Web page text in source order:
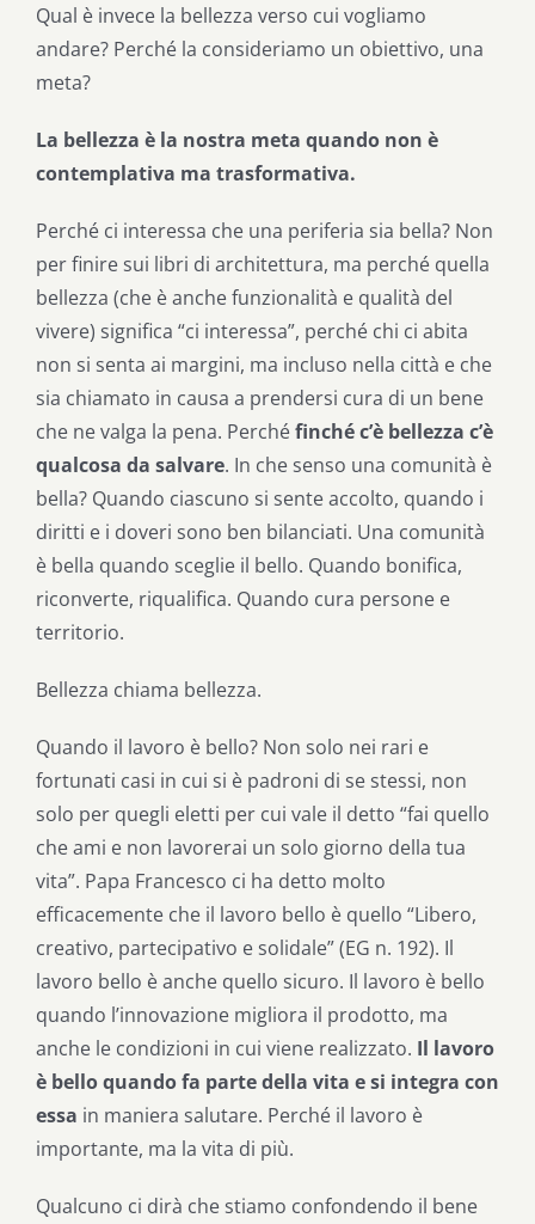
Qual è invece la bellezza verso cui vogliamo
andare? Perché la consideriamo un obiettivo, una
meta?
La bellezza è la nostra meta quando non è
contemplativa ma trasformativa.
Perché ci interessa che una periferia sia bella? Non
per finire sui libri di architettura, ma perché quella
bellezza (che è anche funzionalità e qualità del
vivere) significa “ci interessa”, perché chi ci abita
non si senta ai margini, ma incluso nella città e che
sia chiamato in causa a prendersi cura di un bene
che ne valga la pena. Perchéfinché c’è bellezza c’è
qualcosa da salvare. In che senso una comunità è
bella? Quando ciascuno si sente accolto, quando i
diritti e i doveri sono ben bilanciati. Una comunità
è bella quando sceglie il bello. Quando bonifica,
riconverte, riqualifica. Quando cura persone e
territorio.
Bellezza chiama bellezza.
Quando il lavoro è bello? Non solo nei rari e
fortunati casi in cui si è padroni di se stessi, non
solo per quegli eletti per cui vale il detto “fai quello
che ami e non lavorerai un solo giorno della tua
vita”. Papa Francesco ci ha detto molto
efficacemente che il lavoro bello è quello “Libero,
creativo, partecipativo e solidale” (EG n. 192). Il
lavoro bello è anche quello sicuro. Il lavoro è bello
quando l’innovazione migliora il prodotto, ma
anche le condizioni in cui viene realizzato. Il lavoro
è bello quando fa parte della vita e si integra con
essa in maniera salutare. Perché il lavoro è
importante, ma la vita di più.
Qualcuno ci dirà che stiamo confondendo il bene